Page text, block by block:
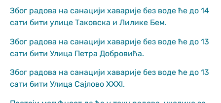
Због радова на санацији хаварије без воде ће до 14
сати бити улице Таковска и Лилике Бем.
Због радова на санацији хаварије без воде ће до 13
сати бити Улица Петра Добровића.
Због радова на санацији хаварије без воде ће до 13
сати бити Улица Сајлово XXXI.
They are
needed for
the website
to function.
Статистика
In order for us
the website's